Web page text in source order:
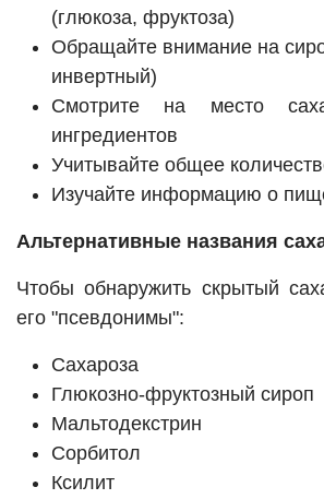
(глюкоза, фруктоза)
Обращайте внимание на
инвертный)
Смотрите на место
ингредиентов
Учитывайте общее
Изучайте информацию о
Альтернативные названия
Чтобы обнаружить скрытый
его "псевдонимы":
Сахароза
Глюкозно-фруктозный сироп
Мальтодекстрин
Сорбитол
Ксилит